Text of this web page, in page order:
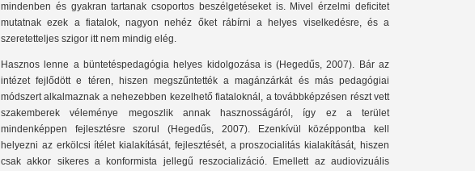
mindenben és gyakran tartanak csoportos beszélgetéseket is. Mivel érzelmi deficitet
mutatnak ezek a fiatalok, nagyon nehéz őket rábírni a helyes viselkedésre, és a
szeretetteljes szigor itt nem mindig elég.
Hasznos lenne a büntetéspedagógia helyes kidolgozása is (Hegedűs, 2007). Bár az
intézet fejlődött e téren, hiszen megszűntették a magánzárkát és más pedagógiai
módszert alkalmaznak a nehezebben kezelhető fiataloknál, a továbbképzésen részt vett
szakemberek véleménye megoszlik annak hasznosságáról, így ez a terület
mindenképpen fejlesztésre szorul (Hegedűs, 2007). Ezenkívül középpontba kell
helyezni az erkölcsi ítélet kialakítását, fejlesztését, a proszocialitás kialakítását, hiszen
csak akkor sikeres a konformista jellegű reszocializáció. Emellett az audiovizuális